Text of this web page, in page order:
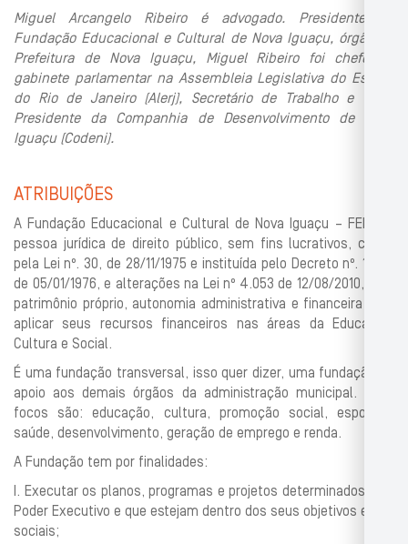
Miguel Arcangelo Ribeiro é advogado. Presidente da
Fundação Educacional e Cultural de Nova Iguaçu, órgão da
Prefeitura de Nova Iguaçu, Miguel Ribeiro foi chefe de
gabinete parlamentar na Assembleia Legislativa do Estado
do Rio de Janeiro (Alerj), Secretário de Trabalho e Vice-
Presidente da Companhia de Desenvolvimento de Nova
Iguaçu (Codeni).
ATRIBUIÇÕES
A Fundação Educacional e Cultural de Nova Iguaçu – FENIG é
pessoa jurídica de direito público, sem fins lucrativos, criada
pela Lei nº. 30, de 28/11/1975 e instituída pelo Decreto nº. 1.475
de 05/01/1976, e alterações na Lei nº 4.053 de 12/08/2010, com
patrimônio próprio, autonomia administrativa e financeira para
aplicar seus recursos financeiros nas áreas da Educação,
Cultura e Social.
É uma fundação transversal, isso quer dizer, uma fundação de
apoio aos demais órgãos da administração municipal. Seus
focos são: educação, cultura, promoção social, esportes,
saúde, desenvolvimento, geração de emprego e renda.
A Fundação tem por finalidades:
I. Executar os planos, programas e projetos determinados pelo
Poder Executivo e que estejam dentro dos seus objetivos e fins
sociais;